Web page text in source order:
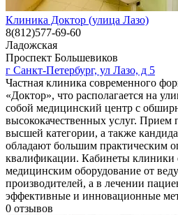
Клиника Доктор (улица Лазо)
8(812)577-69-60
Ладожская
Проспект Большевиков
г Санкт-Петербург, ул Лазо, д 5
Частная клиника современного
«Доктор», что располагается на
собой медицинский центр с
высококачественных услуг. Прием
высшей категории, а также
обладают большим практическим
квалификации. Кабинеты
медицинским оборудование от
производителей, а в лечении
эффективные и инновационные
0 отзывов